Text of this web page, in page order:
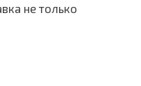
не только